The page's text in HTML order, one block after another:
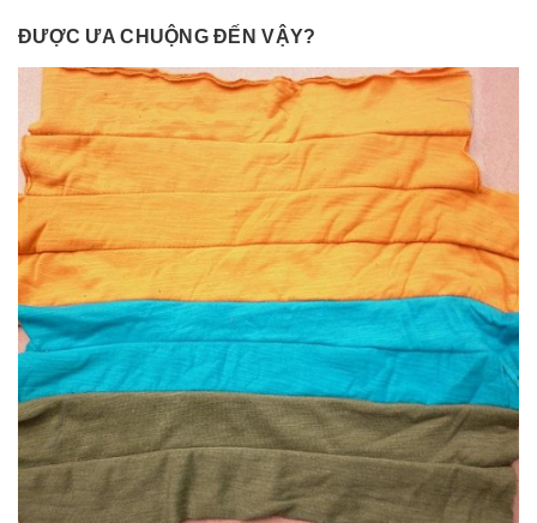
ĐƯỢC ƯA CHUỘNG ĐẾN VẬY?